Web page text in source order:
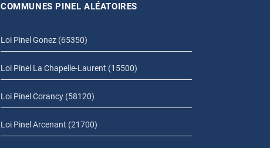
COMMUNES PINEL ALÉATOIRES
Loi Pinel Gonez (65350)
Loi Pinel La Chapelle-Laurent (15500)
Loi Pinel Corancy (58120)
Loi Pinel Arcenant (21700)